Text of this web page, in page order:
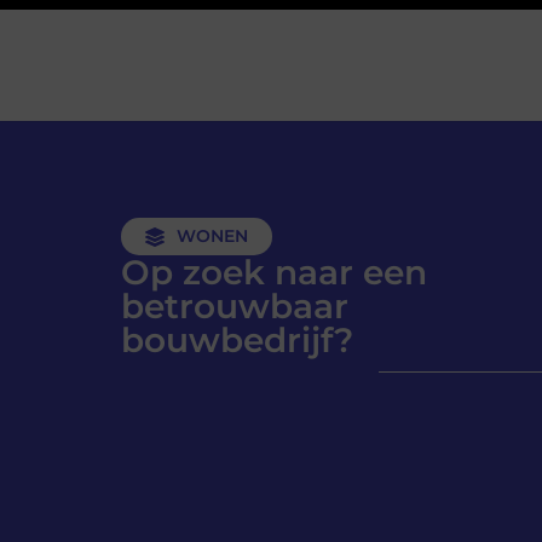
WONEN
Op zoek naar een
betrouwbaar
bouwbedrijf?